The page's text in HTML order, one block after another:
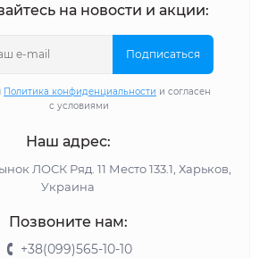
на новости и акции:
Подписаться
Политика конфиденциальности и согласен
с условиями
Наш адрес:
ЛОСК Ряд. 11 Место 133.1, Харьков,
Украина
Позвоните нам:
+38(099)565-10-10